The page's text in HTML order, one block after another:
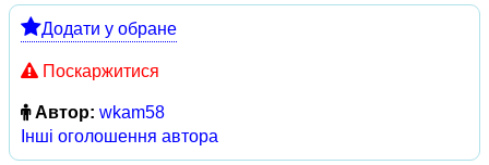
Додати у обране
Поскаржитися
Автор: wkam58
Інші оголошення автора